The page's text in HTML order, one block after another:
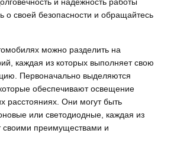
и надежность работы
о своей безопасности и обращайтесь
можно разделить на
каждая из которых выполняет свою
Первоначально выделяются
обеспечивают освещение
расстояниях. Они могут быть
или светодиодные, каждая из
своими преимуществами и